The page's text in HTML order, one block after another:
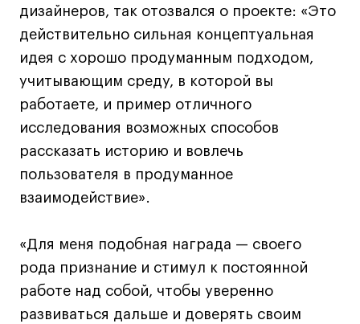
Подобрать программу
Войти в кампус
Получить сертификат
Дни открытых
дверей
Дни открытых
дверей
События
События
8 495 640 30 92
8 495 640 30 92
info@britishdesign.ru
info@britishdesign.ru
Адрес на карте
Адрес на карте
дизайнеров, так отозвался о проекте: «Это
действительно сильная концептуальная
идея с хорошо продуманным подходом,
учитывающим среду, в которой вы
работаете, и пример отличного
исследования возможных способов
рассказать историю и вовлечь
пользователя в продуманное
взаимодействие».
«Для меня подобная награда — своего
рода признание и стимул к постоянной
работе над собой, чтобы уверенно
развиваться дальше и доверять своим